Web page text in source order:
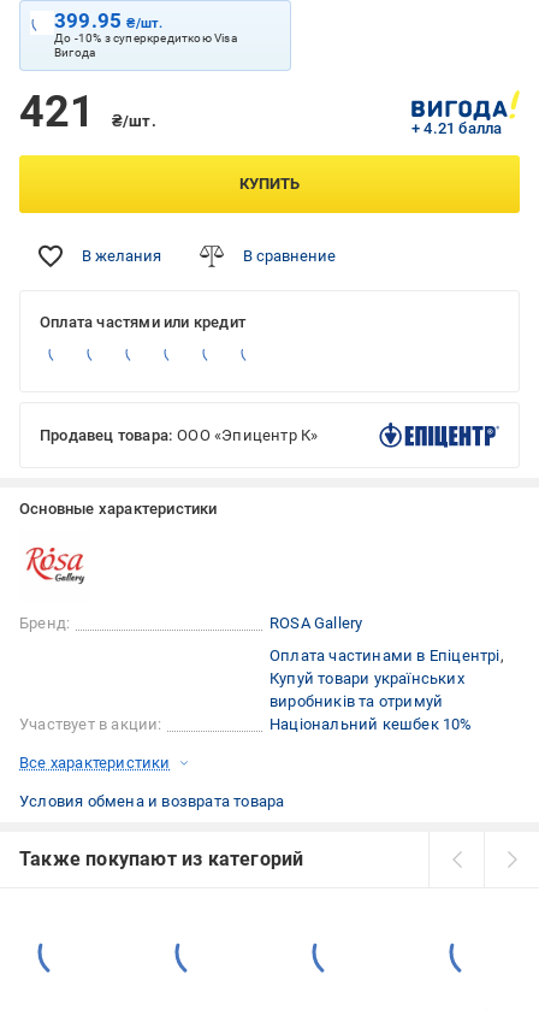
399.95₴/шт.
До -10% з суперкредиткою Visa
Вигода
421 ₴/шт. + 4.21 балла
КУПИТЬ
В желания В сравнение
Оплата частями или кредит
Продавец товара: ООО «Эпицентр К»
Основные характеристики
Бренд: ROSA Gallery
Участвует в акции:
Оплата частинами в Епіцентрі
Купуй товари українських
виробників та отримуй
Національний кешбек 10%
Все характеристики
Условия обмена и возврата товара
Также покупают из категорий